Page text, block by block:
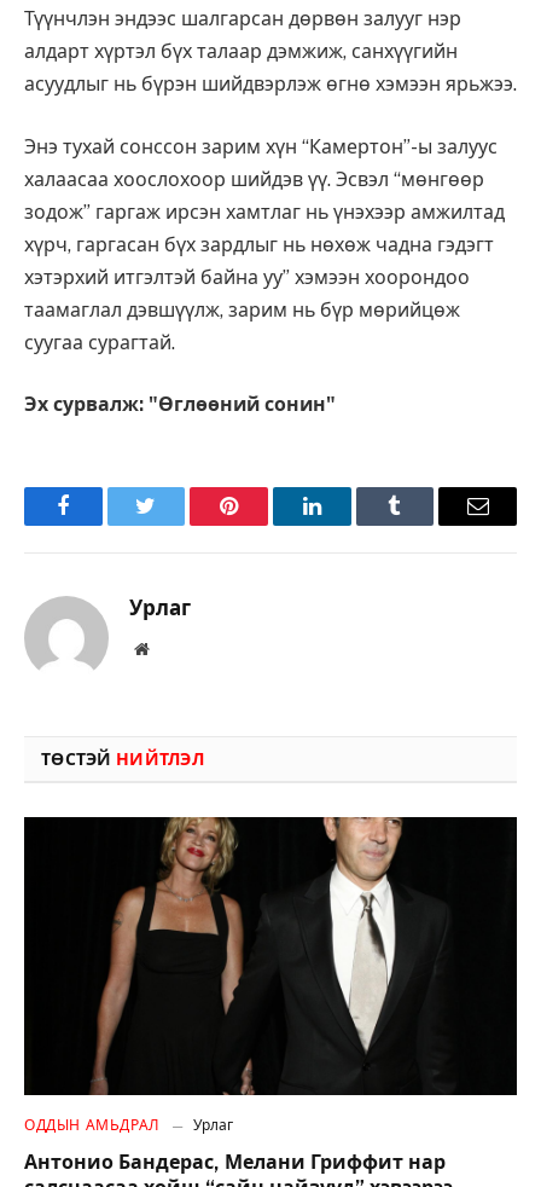
Түүнчлэн эндээс шалгарсан дөрвөн залууг нэр
алдарт хүртэл бүх талаар дэмжиж, санхүүгийн
асуудлыг нь бүрэн шийдвэрлэж өгнө хэмээн ярьжээ.
Энэ тухай сонссон зарим хүн “Камертон”-ы залуус
халаасаа хоослохоор шийдэв үү. Эсвэл “мөнгөөр
зодож” гаргаж ирсэн хамтлаг нь үнэхээр амжилтад
хүрч, гаргасан бүх зардлыг нь нөхөж чадна гэдэгт
хэтэрхий итгэлтэй байна уу” хэмээн хоорондоо
таамаглал дэвшүүлж, зарим нь бүр мөрийцөж
суугаа сурагтай.
Эх сурвалж: "Өглөөний сонин"
FacebookTwitter Pinterest LinkedInTumblr Имэйл
Урлаг
Вэбсайт
ТӨСТЭЙ НИЙТЛЭЛ
ОДДЫН АМЬДРАЛ Урлаг
Антонио Бандерас, Мелани Гриффит нар